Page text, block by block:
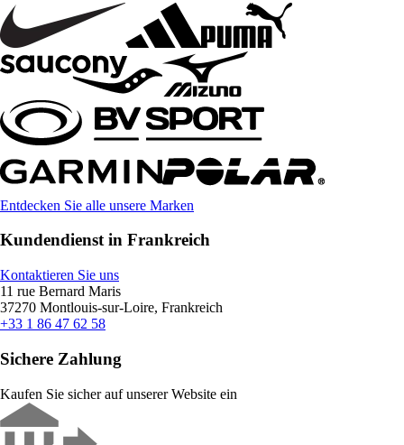
Entdecken Sie alle unsere Marken
Kundendienst in Frankreich
Kontaktieren Sie uns
11 rue Bernard Maris
37270 Montlouis-sur-Loire, Frankreich
+33 1 86 47 62 58
Sichere Zahlung
Kaufen Sie sicher auf unserer Website ein